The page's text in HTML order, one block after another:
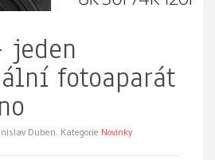
jeden
fotoaparát
Duben. Kategorie Novinky